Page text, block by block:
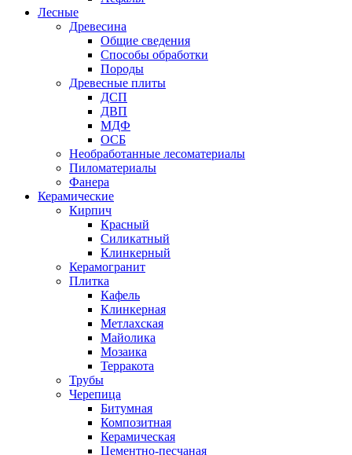
Лесные
Древесина
Общие сведения
Способы обработки
Породы
Древесные плиты
ДСП
ДВП
МДФ
ОСБ
Необработанные лесоматериалы
Пиломатериалы
Фанера
Керамические
Кирпич
Красный
Силикатный
Клинкерный
Керамогранит
Плитка
Кафель
Клинкерная
Метлахская
Майолика
Мозаика
Терракота
Трубы
Черепица
Битумная
Композитная
Керамическая
Цементно-песчаная